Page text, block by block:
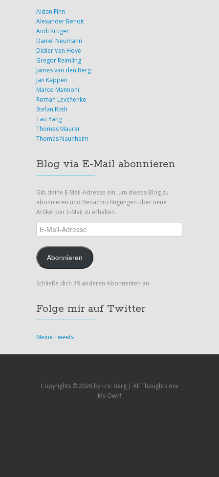
Aidan Finn
Alexander Benoit
Andi Krüger
Daniel Neumann
Didier Van Hoye
Gregor Reimling
James van den Berg
Jan Kappen
Marco Mannoni
Roman Levchenko
Stefan Roth
Tao Yang
Thomas Maurer
Thomas Naunheim
Blog via E-Mail abonnieren
Gib deine E-Mail-Adresse ein, um dieses Blog zu
abonnieren und Benachrichtigungen über neue
Artikel per E-Mail zu erhalten.
E-
Mail-
Adresse
Abonnieren
Schließe dich 39 anderen Abonnenten an
Folge mir auf Twitter
Meine Tweets
Copyrights ©2026 by Eric Berg | All Thoughts Are
My Own!